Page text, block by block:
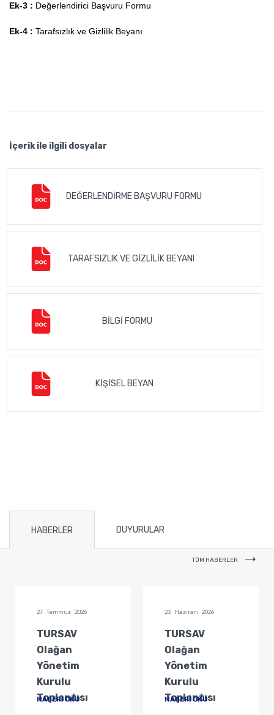
Ek-3 : Değerlendirici Başvuru Formu
Ek-4 : Tarafsızlık ve Gizlilik Beyanı
İçerik ile ilgili dosyalar
DEĞERLENDİRME BAŞVURU FORMU
TARAFSIZLIK VE GİZLİLİK BEYANI
BİLGİ FORMU
KİŞİSEL BEYAN
HABERLER DUYURULAR
TÜM HABERLER
27 Temmuz 2026
TURSAV
Olağan
Yönetim
Kurulu
Toplantısı
HABERİ OKU
23 Haziran 2026
TURSAV
Olağan
Yönetim
Kurulu
Toplantısı
HABERİ OKU